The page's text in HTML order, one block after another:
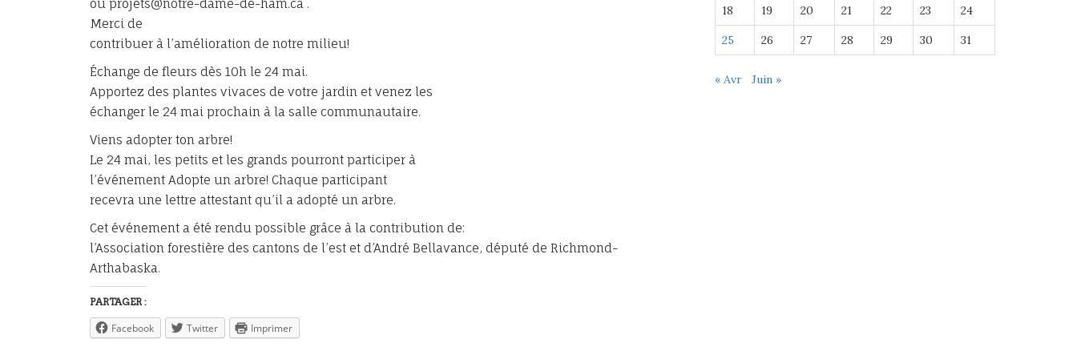
ou projets@notre-dame-de-ham.ca .
Merci de
contribuer à l’amélioration de notre milieu!
Échange de fleurs dès 10h le 24 mai.
Apportez des plantes vivaces de votre jardin et venez les
échanger le 24 mai prochain à la salle communautaire.
Viens adopter ton arbre!
Le 24 mai, les petits et les grands pourront participer à
l’événement Adopte un arbre! Chaque participant
recevra une lettre attestant qu’il a adopté un arbre.
Cet événement a été rendu possible grâce à la contribution de:
l’Association forestière des cantons de l’est et d’André Bellavance, député de Richmond-
Arthabaska.
PARTAGER :
Facebook Twitter Imprimer
18 19 20 21 22 23 24
25 26 27 28 29 30 31
« Avr Juin »